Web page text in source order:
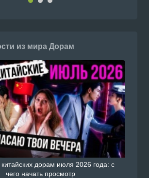
из мира Дорам
дорам июля 2026 года: с
чего начать просмотр